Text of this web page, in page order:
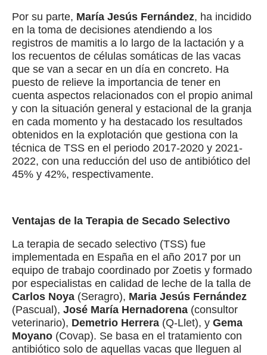
Por su parte, María Jesús Fernández, ha incidido
en la toma de decisiones atendiendo a los
registros de mamitis a lo largo de la lactación y a
los recuentos de células somáticas de las vacas
que se van a secar en un día en concreto. Ha
puesto de relieve la importancia de tener en
cuenta aspectos relacionados con el propio animal
y con la situación general y estacional de la granja
en cada momento y ha destacado los resultados
obtenidos en la explotación que gestiona con la
técnica de TSS en el periodo 2017-2020 y 2021-
2022, con una reducción del uso de antibiótico del
45% y 42%, respectivamente.
Ventajas de la Terapia de Secado Selectivo
La terapia de secado selectivo (TSS) fue
implementada en España en el año 2017 por un
equipo de trabajo coordinado por Zoetis y formado
por especialistas en calidad de leche de la talla de
Carlos Noya (Seragro), Maria Jesús Fernández
(Pascual), José María Hernadorena (consultor
veterinario), Demetrio Herrera (Q-Llet), y Gema
Moyano (Covap). Se basa en el tratamiento con
antibiótico solo de aquellas vacas que lleguen al